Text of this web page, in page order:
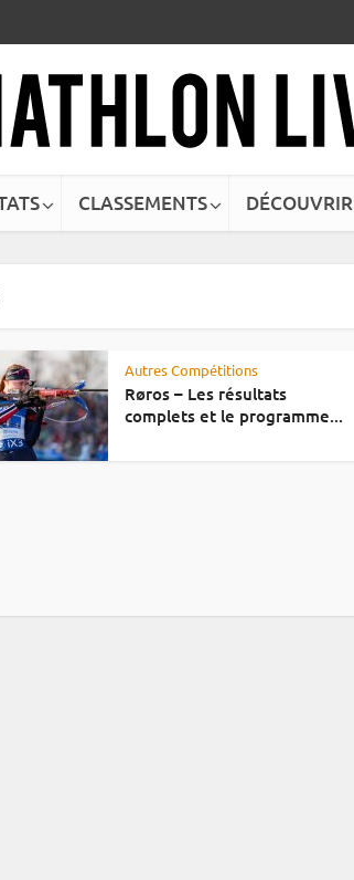
CLASSEMENTS DÉCOUVRIR
Autres Compétitions
Røros – Les résultats
complets et le programme...